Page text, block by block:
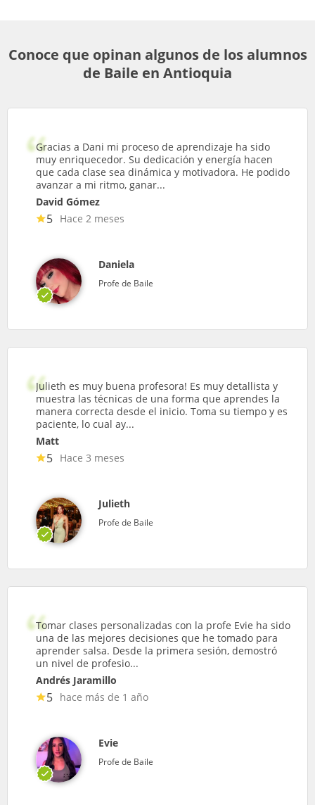
Conoce que opinan algunos de los alumnos
de Baile en Antioquia
Gracias a Dani mi proceso de aprendizaje ha sido
muy enriquecedor. Su dedicación y energía hacen
que cada clase sea dinámica y motivadora. He podido
avanzar a mi ritmo, ganar...
David Gómez
5 Hace 2 meses
Daniela
Profe de Baile
Julieth es muy buena profesora! Es muy detallista y
muestra las técnicas de una forma que aprendes la
manera correcta desde el inicio. Toma su tiempo y es
paciente, lo cual ay...
Matt
5 Hace 3 meses
Julieth
Profe de Baile
Tomar clases personalizadas con la profe Evie ha sido
una de las mejores decisiones que he tomado para
aprender salsa. Desde la primera sesión, demostró
un nivel de profesio...
Andrés Jaramillo
5 hace más de 1 año
Evie
Profe de Baile